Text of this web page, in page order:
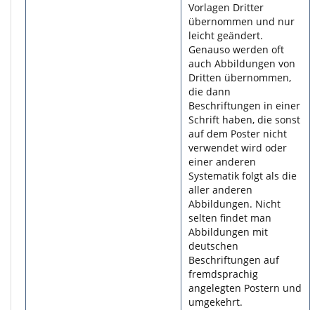
Vorlagen Dritter
übernommen und nur
leicht geändert.
Genauso werden oft
auch Abbildungen von
Dritten übernommen,
die dann
Beschriftungen in einer
Schrift haben, die sonst
auf dem Poster nicht
verwendet wird oder
einer anderen
Systematik folgt als die
aller anderen
Abbildungen. Nicht
selten findet man
Abbildungen mit
deutschen
Beschriftungen auf
fremdsprachig
angelegten Postern und
umgekehrt.